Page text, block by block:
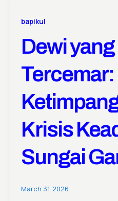
bapikul
Dewi yang
Tercemar:
Krisis
Sungai
March 31, 2026